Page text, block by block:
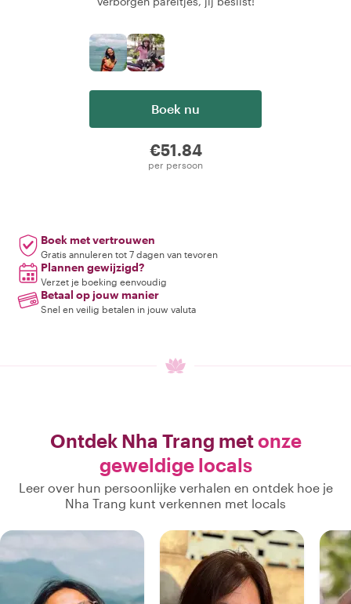
Boek nu
€51.84
per persoon
Boek met vertrouwen
Gratis annuleren tot 7 dagen van tevoren
Plannen gewijzigd?
Verzet je boeking eenvoudig
Betaal op jouw manier
Snel en veilig betalen in jouw valuta
Ontdek Nha Trang metonze
geweldige locals
Leer over hun persoonlijke verhalen en ontdek hoe je
Nha Trang kunt verkennen met locals